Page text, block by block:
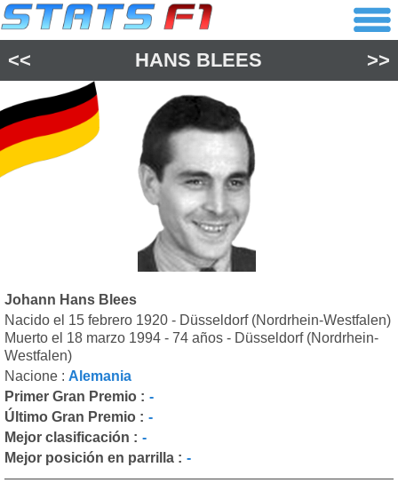
<< HANS BLEES >>
Johann Hans Blees
Nacido el 15 febrero 1920 - Düsseldorf (Nordrhein-Westfalen)
Muerto el 18 marzo 1994 - 74 años - Düsseldorf (Nordrhein-
Westfalen)
Nacione : Alemania
Primer Gran Premio : -
Último Gran Premio : -
Mejor clasificación : -
Mejor posición en parrilla : -